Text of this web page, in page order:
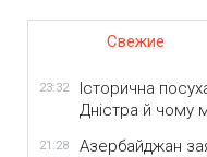
Свежие
23:32
Історична
Дністра й чому
21:28
Азербайджан